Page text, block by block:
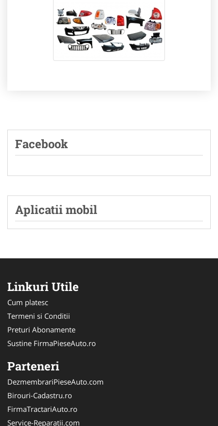
Facebook
Aplicatii mobil
Linkuri Utile
Cum platesc
Termeni si Conditii
Preturi Abonamente
Sustine FirmaPieseAuto.ro
Parteneri
DezmembrariPieseAuto.com
Birouri-Cadastru.ro
FirmaTractariAuto.ro
Service-Reparatii.com